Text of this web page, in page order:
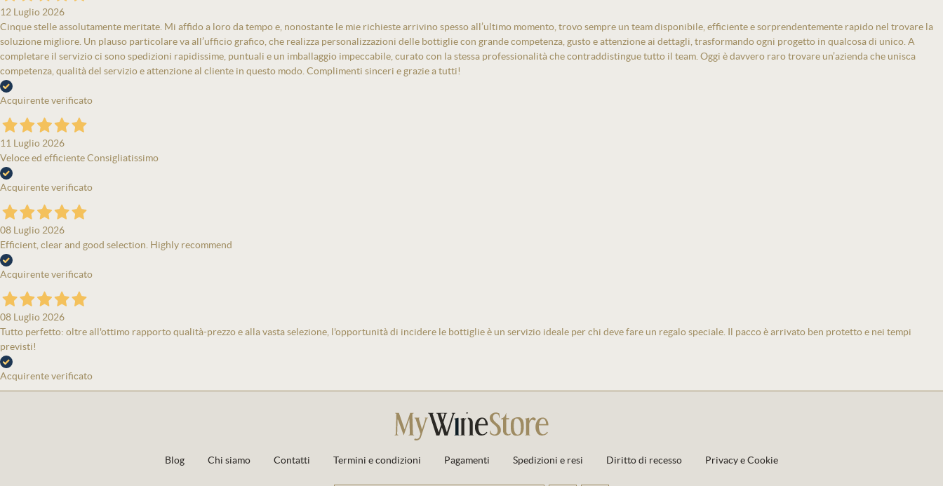
12 Luglio 2026
Cinque stelle assolutamente meritate. Mi affido a loro da tempo e, nonostante le mie richieste arrivino spesso all’ultimo momento, trovo sempre un team disponibile, efficiente e sorprendentemente rapido nel trovare la
soluzione migliore. Un plauso particolare va all’ufficio grafico, che realizza personalizzazioni delle bottiglie con grande competenza, gusto e attenzione ai dettagli, trasformando ogni progetto in qualcosa di unico. A
completare il servizio ci sono spedizioni rapidissime, puntuali e un imballaggio impeccabile, curato con la stessa professionalità che contraddistingue tutto il team. Oggi è davvero raro trovare un’azienda che unisca
competenza, qualità del servizio e attenzione al cliente in questo modo. Complimenti sinceri e grazie a tutti!
Acquirente verificato
11 Luglio 2026
Veloce ed efficiente Consigliatissimo
Acquirente verificato
08 Luglio 2026
Efficient, clear and good selection. Highly recommend
Acquirente verificato
08 Luglio 2026
Tutto perfetto: oltre all'ottimo rapporto qualità-prezzo e alla vasta selezione, l'opportunità di incidere le bottiglie è un servizio ideale per chi deve fare un regalo speciale. Il pacco è arrivato ben protetto e nei tempi
previsti!
Acquirente verificato
Blog Chi siamo Contatti Termini e condizioni Pagamenti Spedizioni e resi Diritto di recesso Privacy e Cookie